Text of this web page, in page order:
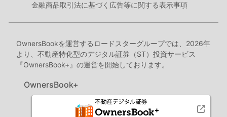
金融商品取引法に基づく広告等に関する表示事項
OwnersBookを運営するロードスターグループでは、2026年
より、不動産特化型のデジタル証券（ST）投資サービス
『OwnersBook+』の運営を開始しております。
OwnersBook+